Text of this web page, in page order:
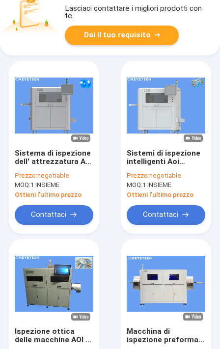
Lasciaci contattare i migliori prodotti con
te.
Dai il tuo requisito
Sistema di ispezione
dell' attrezzatura Aoi
5 galloni
Prezzo:negotiable
MOQ:1 INSIEME
Ottieni l'ultimo prezzo
Contattaci
Sistemi di ispezione
intelligenti Aoi
Cup di visione
artificiale
Prezzo:negotiable
MOQ:1 INSIEME
Ottieni l'ultimo prezzo
Contattaci
Ispezione ottica
delle macchine AOI e
Macchina di
ispezione preforma